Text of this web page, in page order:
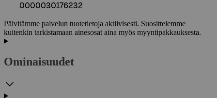
0000030176232
Päivitämme palvelun tuotetietoja aktiivisesti. Suosittelemme
kuitenkin tarkistamaan ainesosat aina myös myyntipakkauksesta.
Ominaisuudet